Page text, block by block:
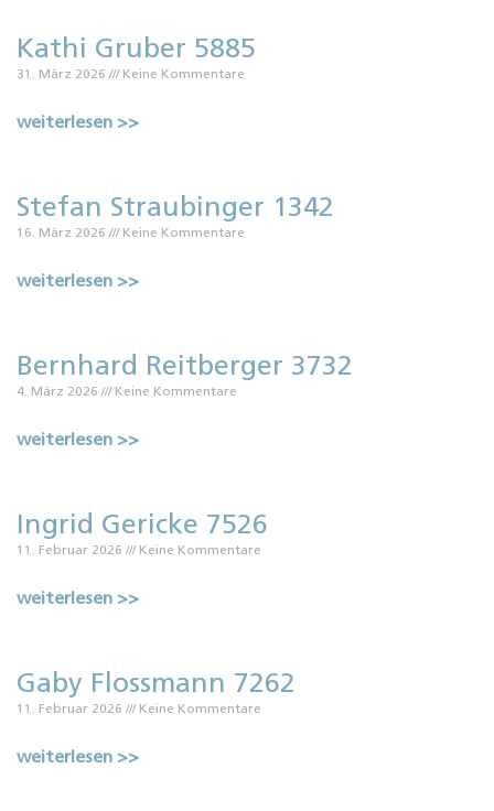
Kathi Gruber 5885
31. März 2026 Keine Kommentare
weiterlesen >>
Stefan Straubinger 1342
16. März 2026 Keine Kommentare
weiterlesen >>
Bernhard Reitberger 3732
4. März 2026 Keine Kommentare
weiterlesen >>
Ingrid Gericke 7526
11. Februar 2026 Keine Kommentare
weiterlesen >>
Gaby Flossmann 7262
11. Februar 2026 Keine Kommentare
weiterlesen >>